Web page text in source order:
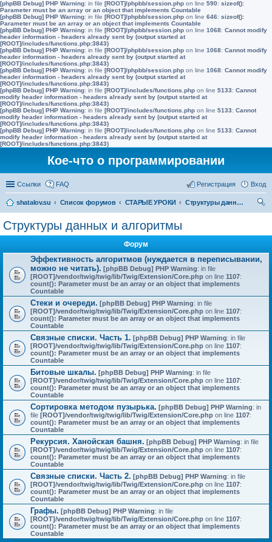
[phpBB Debug] PHP Warning: in file [ROOT]/phpbb/session.php on line 590: sizeof():
Parameter must be an array or an object that implements Countable
[phpBB Debug] PHP Warning: in file [ROOT]/phpbb/session.php on line 646: sizeof():
Parameter must be an array or an object that implements Countable
[phpBB Debug] PHP Warning: in file [ROOT]/phpbb/session.php on line 1068: Cannot modify
header information - headers already sent by (output started at
[ROOT]/includes/functions.php:3843)
[phpBB Debug] PHP Warning: in file [ROOT]/phpbb/session.php on line 1068: Cannot modify
header information - headers already sent by (output started at
[ROOT]/includes/functions.php:3843)
[phpBB Debug] PHP Warning: in file [ROOT]/phpbb/session.php on line 1068: Cannot modify
header information - headers already sent by (output started at
[ROOT]/includes/functions.php:3843)
[phpBB Debug] PHP Warning: in file [ROOT]/includes/functions.php on line 5133: Cannot
modify header information - headers already sent by (output started at
[ROOT]/includes/functions.php:3843)
[phpBB Debug] PHP Warning: in file [ROOT]/includes/functions.php on line 5133: Cannot
modify header information - headers already sent by (output started at
[ROOT]/includes/functions.php:3843)
[phpBB Debug] PHP Warning: in file [ROOT]/includes/functions.php on line 5133: Cannot
modify header information - headers already sent by (output started at
[ROOT]/includes/functions.php:3843)
Кое-что о программировании
Ссылки FAQ Вход
Регистрация
shatalov.su Список форумов СТАРЫЕ УРОКИ
Структуры данных и алгоритмы
Структуры данных и алгоритмы
Форум
Эффективность алгоритмов (нуждается в переписывании,
можно не читать). [phpBB Debug] PHP Warning: in file
[ROOT]/vendor/twig/twig/lib/Twig/Extension/Core.php on line 1107:
count(): Parameter must be an array or an object that implements
Countable
Стеки и очереди. [phpBB Debug] PHP Warning: in file
[ROOT]/vendor/twig/twig/lib/Twig/Extension/Core.php on line 1107:
count(): Parameter must be an array or an object that implements
Countable
Связные списки. Часть 1. [phpBB Debug] PHP Warning: in file
[ROOT]/vendor/twig/twig/lib/Twig/Extension/Core.php on line 1107:
count(): Parameter must be an array or an object that implements
Countable
Битовые шкалы. [phpBB Debug] PHP Warning: in file
[ROOT]/vendor/twig/twig/lib/Twig/Extension/Core.php on line 1107:
count(): Parameter must be an array or an object that implements
Countable
Сортировка методом пузырька. [phpBB Debug] PHP Warning: in
file [ROOT]/vendor/twig/twig/lib/Twig/Extension/Core.php on line 1107:
count(): Parameter must be an array or an object that implements
Countable
Рекурсия. Ханойская башня. [phpBB Debug] PHP Warning: in file
[ROOT]/vendor/twig/twig/lib/Twig/Extension/Core.php on line 1107:
count(): Parameter must be an array or an object that implements
Countable
Связные списки. Часть 2. [phpBB Debug] PHP Warning: in file
[ROOT]/vendor/twig/twig/lib/Twig/Extension/Core.php on line 1107:
count(): Parameter must be an array or an object that implements
Countable
Графы. [phpBB Debug] PHP Warning: in file
[ROOT]/vendor/twig/twig/lib/Twig/Extension/Core.php on line 1107:
count(): Parameter must be an array or an object that implements
Countable